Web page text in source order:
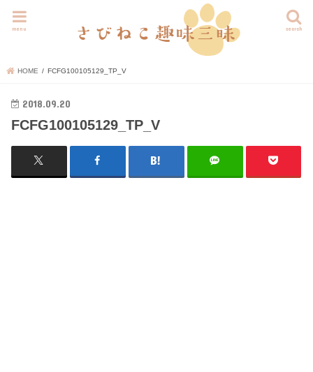
search
menu
HOME FCFG100105129_TP_V
2018.09.20
FCFG100105129_TP_V